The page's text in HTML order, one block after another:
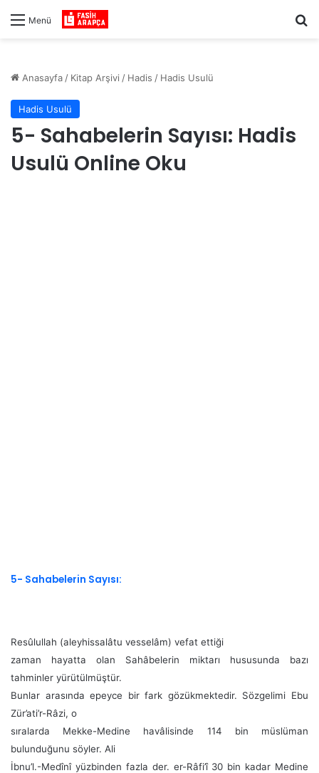
Menü
Anasayfa / Kitap Arşivi / Hadis / Hadis Usulü
Hadis Usulü
5- Sahabelerin Sayısı: Hadis
Usulü Online Oku
5- Sahabelerin Sayısı:
Resûlullah (aleyhissalâtu vesselâm) vefat ettiği
zaman hayatta olan Sahâbelerin miktarı hususunda bazı
tahminler yürütülmüştür.
Bunlar arasında epeyce bir fark gözükmektedir. Sözgelimi Ebu
Zür’ati’r-Râzi, o
sıralarda Mekke-Medine havâlisinde 114 bin müslüman
bulunduğunu söyler. Ali
İbnu’l.-Medînî yüzbinden fazla der. er-Râfi’î 30 bin kadar Medine